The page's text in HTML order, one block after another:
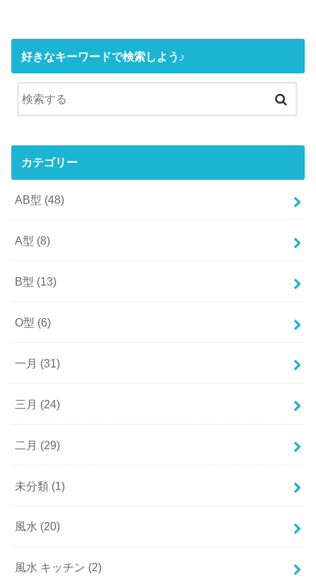
好きなキーワードで検索しよう♪
カテゴリー
AB型 (48)
A型 (8)
B型 (13)
O型 (6)
一月 (31)
三月 (24)
二月 (29)
未分類 (1)
風水 (20)
風水 キッチン (2)